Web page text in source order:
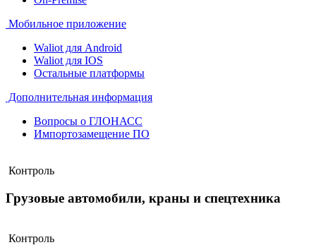
Мобильное приложение
Waliot для Android
Waliot для IOS
Остальные платформы
Дополнительная информация
Вопросы о ГЛОНАСС
Импортозамещение ПО
Контроль
Грузовые автомобили, краны и спецтехника
Контроль